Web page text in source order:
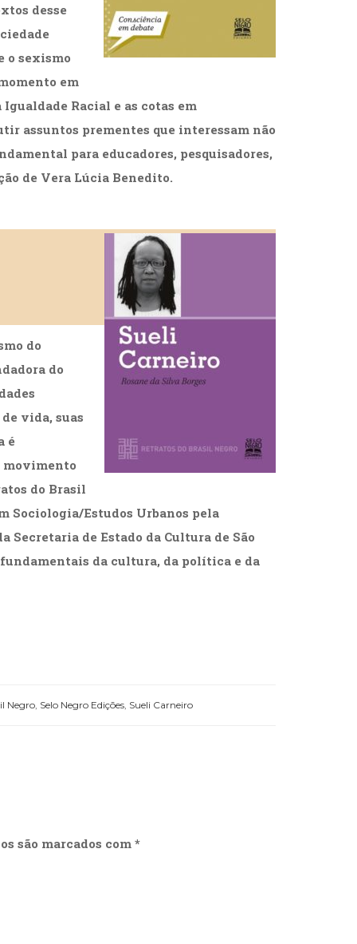
desse
o sexismo
em
Racial e as cotas em
assuntos prementes que interessam não
para educadores, pesquisadores,
de Vera Lúcia Benedito.
do
do
vida, suas
é
movimento
do Brasil
Sociologia/Estudos Urbanos pela
de Estado da Cultura de São
fundamentais da cultura, da política e da
Negro, Selo Negro Edições, Sueli Carneiro
são marcados com *